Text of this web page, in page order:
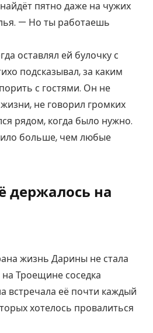
пятно даже на чужих
— Но ты работаешь
оставлял ей булочку с
подсказывал, за каким
с гостями. Он не
не говорил громких
рядом, когда было нужно.
больше, чем любые
держалось на
жизнь Дарины не стала
Троещине соседка
встречала её почти каждый
хотелось провалиться